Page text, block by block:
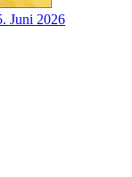
Juni 2026